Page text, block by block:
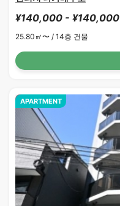
¥140,000 - ¥140,000
25.80㎡〜 / 14층 건물
APARTMENT